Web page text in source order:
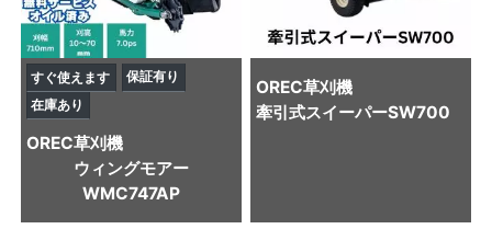
すぐ使えます
保証有り
在庫あり
OREC草刈機
ウィングモアー
WMC747AP
OREC草刈機
牽引式スイーパーSW700